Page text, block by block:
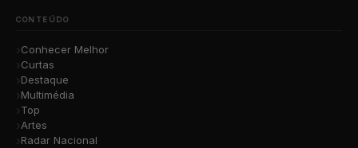
CONTEÚDO
Conhecer Melhor
Curtas
Destaque
Multimédia
Top
Artes
Radar Nacional